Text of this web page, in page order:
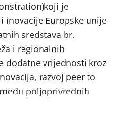
je
inovacije Europske unije
sredstava br.
i regionalnih
dodatne vrijednosti kroz
razvoj peer to
poljoprivrednih